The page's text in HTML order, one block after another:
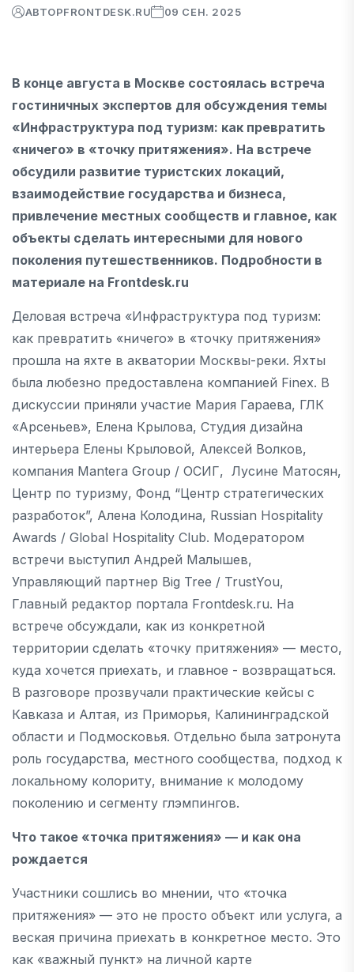
АВТОРFRONTDESK.RU 09 СЕН. 2025
В конце августа в Москве состоялась встреча
гостиничных экспертов для обсуждения темы
«Инфраструктура под туризм: как превратить
«ничего» в «точку притяжения». На встрече
обсудили развитие туристских локаций,
взаимодействие государства и бизнеса,
привлечение местных сообществ и главное, как
объекты сделать интересными для нового
поколения путешественников. Подробности в
материале на Frontdesk.ru
Деловая встреча «Инфраструктура под туризм:
как превратить «ничего» в «точку притяжения»
прошла на яхте в акватории Москвы-реки. Яхты
была любезно предоставлена компанией Finex. В
дискуссии приняли участие Мария Гараева, ГЛК
«Арсеньев», Елена Крылова, Студия дизайна
интерьера Елены Крыловой, Алексей Волков,
компания Mantera Group / ОСИГ, Лусине Матосян,
Центр по туризму, Фонд “Центр стратегических
разработок”, Алена Колодина, Russian Hospitality
Awards / Global Hospitality Club. Модератором
встречи выступил Андрей Малышев,
Управляющий партнер Big Tree / TrustYou,
Главный редактор портала Frontdesk.ru. На
встрече обсуждали, как из конкретной
территории сделать «точку притяжения» — место,
куда хочется приехать, и главное - возвращаться.
В разговоре прозвучали практические кейсы с
Кавказа и Алтая, из Приморья, Калининградской
области и Подмосковья. Отдельно была затронута
роль государства, местного сообщества, подход к
локальному колориту, внимание к молодому
поколению и сегменту глэмпингов.
Что такое «точка притяжения» — и как она
рождается
Участники сошлись во мнении, что «точка
притяжения» — это не просто объект или услуга, а
веская причина приехать в конкретное место. Это
как «важный пункт» на личной карте